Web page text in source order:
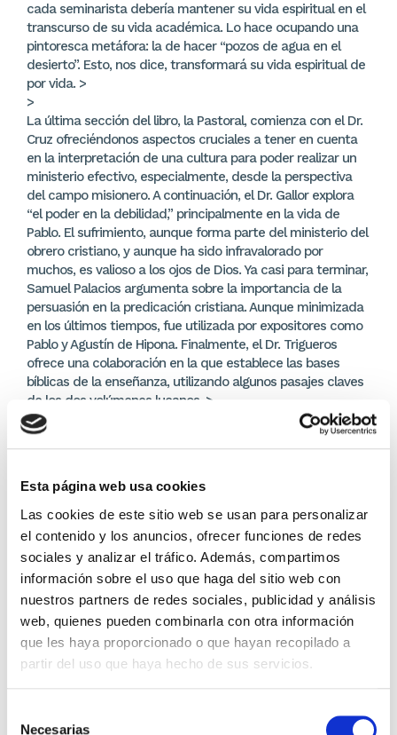
Esta página web usa cookies
Las cookies de este sitio web se usan para personalizar
el contenido y los anuncios, ofrecer funciones de redes
sociales y analizar el tráfico. Además, compartimos
información sobre el uso que haga del sitio web con
nuestros partners de redes sociales, publicidad y análisis
web, quienes pueden combinarla con otra información
que les haya proporcionado o que hayan recopilado a
partir del uso que haya hecho de sus servicios.
Necesarias
cada seminarista debería mantener su vida espiritual en el
transcurso de su vida académica. Lo hace ocupando una
pintoresca metáfora: la de hacer “pozos de agua en el
desierto”. Esto, nos dice, transformará su vida espiritual de
por vida. >
>
La última sección del libro, la Pastoral, comienza con el Dr.
Cruz ofreciéndonos aspectos cruciales a tener en cuenta
en la interpretación de una cultura para poder realizar un
ministerio efectivo, especialmente, desde la perspectiva
del campo misionero. A continuación, el Dr. Gallor explora
“el poder en la debilidad,” principalmente en la vida de
Pablo. El sufrimiento, aunque forma parte del ministerio del
obrero cristiano, y aunque ha sido infravalorado por
muchos, es valioso a los ojos de Dios. Ya casi para terminar,
Samuel Palacios argumenta sobre la importancia de la
persuasión en la predicación cristiana. Aunque minimizada
en los últimos tiempos, fue utilizada por expositores como
Pablo y Agustín de Hipona. Finalmente, el Dr. Trigueros
ofrece una colaboración en la que establece las bases
bíblicas de la enseñanza, utilizando algunos pasajes claves
de los dos volúmenes lucanos. >
>
Los editores Williams S. Trigueros, Ph. D. y Gerardo A.
alumnos con el anhelo de que sus reflexiones puedan
edificar a muchos y, continuar así con DTS afirmando que:
“nuestra misión como institución profesional a nivel de
postgrado, es glorificar a Dios por medio de la preparación
de siervos-líderes dedicados al Señor para la proclamación
de su Palabra y la edificación del cuerpo de Cristo a nivel
global”.
DETALLES DEL PRODUCTO